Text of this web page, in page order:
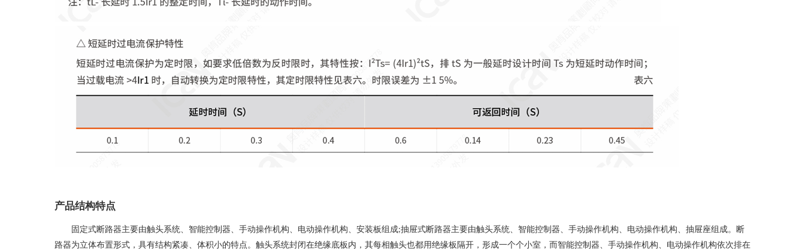
产品结构特点
固定式断路器主要由触头系统、智能控制器、手动操作机构、电动操作机构、安装板组成;抽屉式断路器主要由触头系统、智能控制器、手动操作机构、电动操作机构、抽屉座组成。断
路器为立体布置形式，具有结构紧凑、体积小的特点。触头系统封闭在绝缘底板内，其每相触头也都用绝缘板隔开，形成一个个小室，而智能控制器、手动操作机构、电动操作机构依次排在